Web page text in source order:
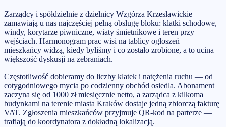
Zarządcy i spółdzielnie z dzielnicy Wzgórza Krzesławickie
zamawiają u nas najczęściej pełną obsługę bloku: klatki schodowe,
windy, korytarze piwniczne, wiaty śmietnikowe i teren przy
wejściach. Harmonogram prac wisi na tablicy ogłoszeń —
mieszkańcy widzą, kiedy byliśmy i co zostało zrobione, a to ucina
większość dyskusji na zebraniach.
Częstotliwość dobieramy do liczby klatek i natężenia ruchu — od
cotygodniowego mycia po codzienny obchód osiedla. Abonament
zaczyna się od 1000 zł miesięcznie netto, a zarządca z kilkoma
budynkami na terenie miasta Kraków dostaje jedną zbiorczą fakturę
VAT. Zgłoszenia mieszkańców przyjmuje QR-kod na parterze —
trafiają do koordynatora z dokładną lokalizacją.